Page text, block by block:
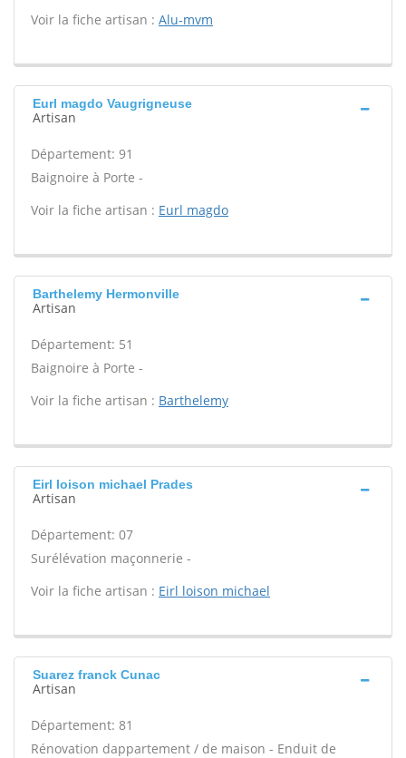
Voir la fiche artisan : Alu-mvm
Eurl magdo Vaugrigneuse
Artisan
Département: 91
Baignoire à Porte -
Voir la fiche artisan : Eurl magdo
Barthelemy Hermonville
Artisan
Département: 51
Baignoire à Porte -
Voir la fiche artisan : Barthelemy
Eirl loison michael Prades
Artisan
Département: 07
Surélévation maçonnerie -
Voir la fiche artisan : Eirl loison michael
Suarez franck Cunac
Artisan
Département: 81
Rénovation dappartement / de maison - Enduit de